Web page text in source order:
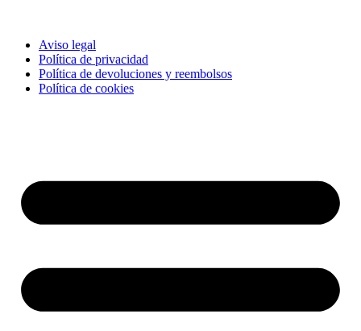
Aviso legal
Política de privacidad
Política de devoluciones y reembolsos
Política de cookies